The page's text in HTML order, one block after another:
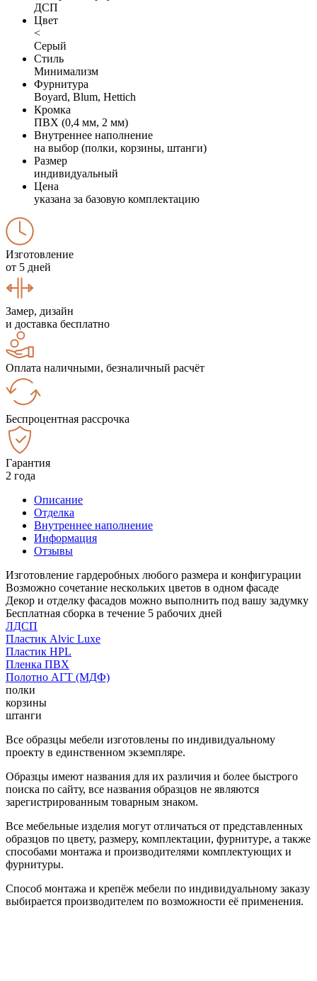
ДСП
Цвет
<
Серый
Стиль
Минимализм
Фурнитура
Boyard, Blum, Hettich
Кромка
ПВХ (0,4 мм, 2 мм)
Внутреннее наполнение
на выбор (полки, корзины, штанги)
Размер
индивидуальный
Цена
указана за базовую комплектацию
Изготовление
от 5 дней
Замер, дизайн
и доставка бесплатно
Оплата наличными, безналичный расчёт
Беспроцентная рассрочка
Гарантия
2 года
Описание
Отделка
Внутреннее наполнение
Информация
Отзывы
Изготовление гардеробных любого размера и конфигурации
Возможно сочетание нескольких цветов в одном фасаде
Декор и отделку фасадов можно выполнить под вашу задумку
Бесплатная сборка в течение 5 рабочих дней
ЛДСП
Пластик Alvic Luxe
Пластик HPL
Пленка ПВХ
Полотно АГТ (МДФ)
полки
корзины
штанги
Все образцы мебели изготовлены по индивидуальному
проекту в единственном экземпляре.
Образцы имеют названия для их различия и более быстрого
поиска по сайту, все названия образцов не являются
зарегистрированным товарным знаком.
Все мебельные изделия могут отличаться от представленных
образцов по цвету, размеру, комплектации, фурнитуре, а также
способами монтажа и производителями комплектующих и
фурнитуры.
Способ монтажа и крепёж мебели по индивидуальному заказу
выбирается производителем по возможности её применения.